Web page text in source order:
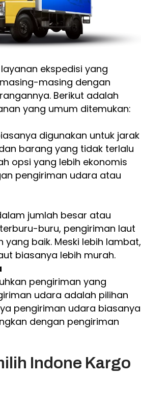
ekspedisi yang
masing dengan
Berikut adalah
yang umum ditemukan:
digunakan untuk jarak
barang yang tidak terlalu
opsi yang lebih ekonomis
pengiriman udara atau
jumlah besar atau
buru, pengiriman laut
yang baik. Meski lebih lambat,
biasanya lebih murah.
pengiriman yang
udara adalah pilihan
pengiriman udara biasanya
dengan pengiriman
Indone Kargo